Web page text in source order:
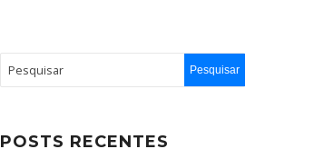
POSTS RECENTES